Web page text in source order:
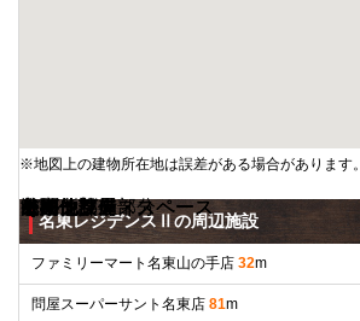
リビング
キッチン
浴室
トイレ
その他部屋・スペース
洗面所
収納
玄関
バルコニー
その他設備
セキュリティ
その他
リビング
その他部屋・スペース
その他部屋・スペース
その他設備
外観
エントランス
その他共有部分
※地図上の建物所在地は誤差がある場合があります。
名東レジデンスⅡの周辺施設
ファミリーマート名東山の手店 32m
問屋スーパーサント名東店 81m